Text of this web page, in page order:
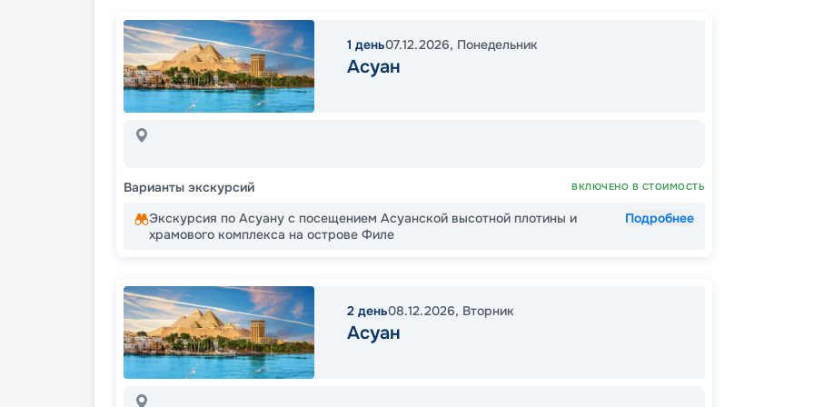
1 день07.12.2026, Понедельник
Асуан
Варианты экскурсий ВКЛЮЧЕНО В СТОИМОСТЬ
Экскурсия по Асуану с посещением Асуанской высотной плотины и
храмового комплекса на острове Филе
Подробнее
2 день08.12.2026, Вторник
Асуан